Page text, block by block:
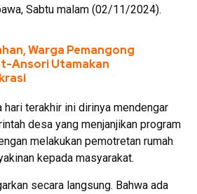
Sabtu malam (02/11/2024).
Warga Pemangong
Ansori Utamakan
hari terakhir ini dirinya mendengar
desa yang menjanjikan program
melakukan pemotretan rumah
kepada masyarakat.
secara langsung. Bahwa ada